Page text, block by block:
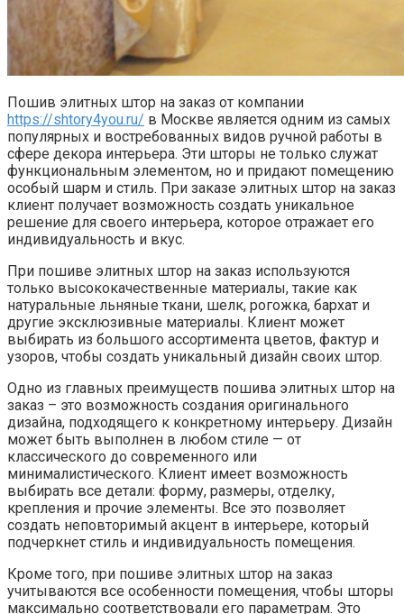
Пошив элитных штор на заказ от компании
https://shtory4you.ru/ в Москве является одним из самых
популярных и востребованных видов ручной работы в
сфере декора интерьера. Эти шторы не только служат
функциональным элементом, но и придают помещению
особый шарм и стиль. При заказе элитных штор на заказ
клиент получает возможность создать уникальное
решение для своего интерьера, которое отражает его
индивидуальность и вкус.
При пошиве элитных штор на заказ используются
только высококачественные материалы, такие как
натуральные льняные ткани, шелк, рогожка, бархат и
другие эксклюзивные материалы. Клиент может
выбирать из большого ассортимента цветов, фактур и
узоров, чтобы создать уникальный дизайн своих штор.
Одно из главных преимуществ пошива элитных штор на
заказ – это возможность создания оригинального
дизайна, подходящего к конкретному интерьеру. Дизайн
может быть выполнен в любом стиле — от
классического до современного или
минималистического. Клиент имеет возможность
выбирать все детали: форму, размеры, отделку,
крепления и прочие элементы. Все это позволяет
создать неповторимый акцент в интерьере, который
подчеркнет стиль и индивидуальность помещения.
Кроме того, при пошиве элитных штор на заказ
учитываются все особенности помещения, чтобы шторы
максимально соответствовали его параметрам. Это